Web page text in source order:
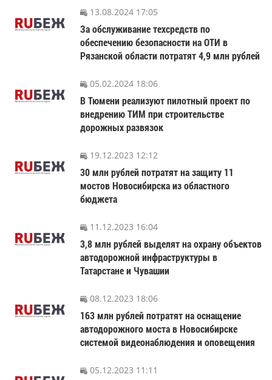
13.08.2024 17:05
За обслуживание техсредств по
обеспечению безопасности на ОТИ в
Рязанской области потратят 4,9 млн рублей
05.02.2024 18:06
В Тюмени реализуют пилотный проект по
внедрению ТИМ при строительстве
дорожных развязок
19.12.2023 12:12
30 млн рублей потратят на защиту 11
мостов Новосибирска из областного
бюджета
11.12.2023 16:04
3,8 млн рублей выделят на охрану объектов
автодорожной инфраструктуры в
Татарстане и Чувашии
08.12.2023 18:06
163 млн рублей потратят на оснащение
автодорожного моста в Новосибирске
системой видеонаблюдения и оповещения
05.12.2023 11:11